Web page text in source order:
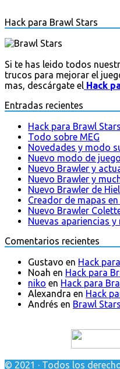
Hack para Brawl Stars
Si te has leido todos
trucos para mejorar el
mas, descárgate el Hack
Entradas recientes
Hack para Brawl Stars
Todo sobre MEG
Novedades y modo
Nuevo modo de
Nuevo Brawler y
Nuevo Brawler y
Nuevo Brawler de
Creador de mapas
Nuevo Brawler
Nuevas apariencias
Comentarios recientes
Gustavo en Hack
Noah en Hack para
niko en Hack para
Alexandra en Hack
Andrés en Brawl
© 2021 · Todos los